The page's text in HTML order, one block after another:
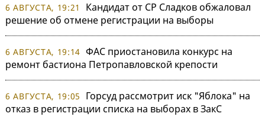
6 АВГУСТА, 19:21
Кандидат от СР Сладков обжаловал
решение об отмене регистрации на выборы
6 АВГУСТА, 19:14 ФАС приостановила конкурс на
ремонт бастиона Петропавловской крепости
6 АВГУСТА, 19:05
Горсуд рассмотрит иск "Яблока" на
отказ в регистрации списка на выборах в ЗакС